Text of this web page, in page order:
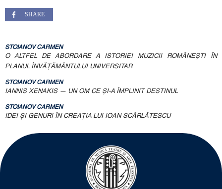
SHARE
STOIANOV CARMEN
O ALTFEL DE ABORDARE A ISTORIEI MUZICII ROMÂNEŞTI ÎN
PLANUL ÎNVĂŢĂMÂNTULUI UNIVERSITAR
STOIANOV CARMEN
IANNIS XENAKIS — UN OM CE ŞI-A ÎMPLINIT DESTINUL
STOIANOV CARMEN
IDEI ŞI GENURI ÎN CREAŢIA LUI IOAN SCĂRLĂTESCU